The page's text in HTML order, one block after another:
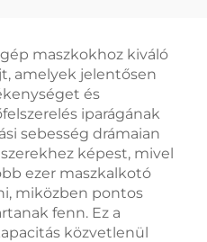
maszkokhoz kiváló
amelyek jelentősen
és
iparágának
sebesség drámaian
képest, mivel
ezer maszkalkotó
miközben pontos
fenn. Ez a
közvetlenül